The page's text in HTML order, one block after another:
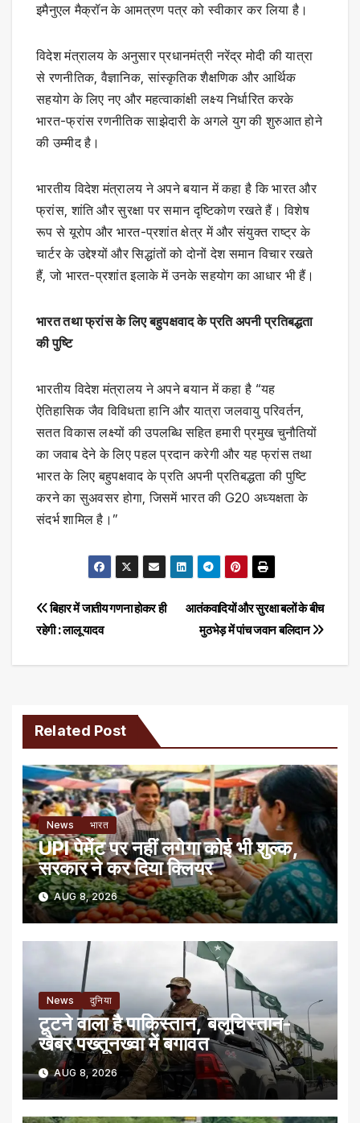
इमैनुएल मैक्रॉन के आमत्रण पत्र को स्वीकार कर लिया है।
विदेश मंत्रालय के अनुसार प्रधानमंत्री नरेंद्र मोदी की यात्रा
से रणनीतिक, वैज्ञानिक, सांस्कृतिक शैक्षणिक और आर्थिक
सहयोग के लिए नए और महत्वाकांक्षी लक्ष्य निर्धारित करके
भारत-फ्रांस रणनीतिक साझेदारी के अगले युग की शुरुआत होने
की उम्मीद है।
भारतीय विदेश मंत्रालय ने अपने बयान में कहा है कि भारत और
फ्रांस, शांति और सुरक्षा पर समान दृष्टिकोण रखते हैं। विशेष
रूप से यूरोप और भारत-प्रशांत क्षेत्र में और संयुक्त राष्ट्र के
चार्टर के उद्देश्यों और सिद्धांतों को दोनों देश समान विचार रखते
हैं, जो भारत-प्रशांत इलाके में उनके सहयोग का आधार भी हैं।
भारत तथा फ्रांस के लिए बहुपक्षवाद के प्रति अपनी प्रतिबद्धता
की पुष्टि
भारतीय विदेश मंत्रालय ने अपने बयान में कहा है “यह
ऐतिहासिक जैव विविधता हानि और यात्रा जलवायु परिवर्तन,
सतत विकास लक्ष्यों की उपलब्धि सहित हमारी प्रमुख चुनौतियों
का जवाब देने के लिए पहल प्रदान करेगी और यह फ्रांस तथा
भारत के लिए बहुपक्षवाद के प्रति अपनी प्रतिबद्धता की पुष्टि
करने का सुअवसर होगा, जिसमें भारत की G20 अध्यक्षता के
संदर्भ शामिल है।”
Post
navigation
आतंकवादियों और सुरक्षा बलों के बीच
मुठभेड़ में पांच जवान बलिदान
बिहार में जातीय गणना होकर ही
रहेगी : लालू यादव
Related Post
News भारत
UPI पेमेंट पर नहीं लगेगा कोई भी शुल्क,
सरकार ने कर दिया क्लियर
AUG 8, 2026
News दुनिया
टूटने वाला है पाकिस्तान, बलूचिस्तान-
खैबर पख्तूनख्वा में बगावत
AUG 8, 2026